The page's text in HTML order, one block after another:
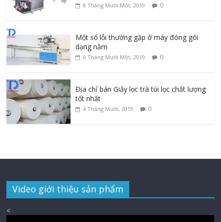
8 Tháng Mười Một, 2019 0
Một số lỗi thường gặp ở máy đóng gói
dạng nằm
6 Tháng Mười Một, 2019 0
Địa chỉ bán Giấy lọc trà túi lọc chất lượng
tốt nhất
4 Tháng Mười, 2019 0
Video giới thiệu sản phẩm
<